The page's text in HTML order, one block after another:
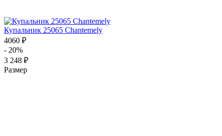
Купальник 25065 Chantemely
4060 ₽
- 20%
3 248 ₽
Размер